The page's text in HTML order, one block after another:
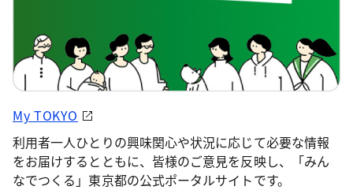
My TOKYO
利用者一人ひとりの興味関心や状況に応じて必要な情報
をお届けするとともに、皆様のご意見を反映し、「みん
なでつくる」東京都の公式ポータルサイトです。